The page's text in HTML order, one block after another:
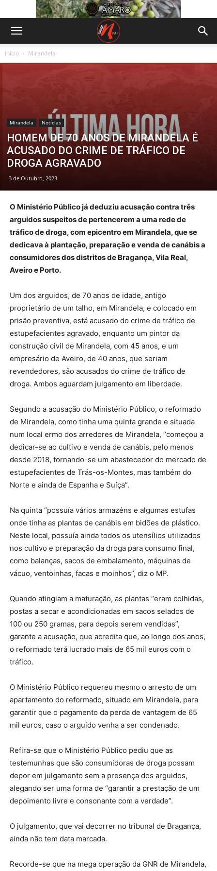
Início Mirandela
Mirandela Notícias
HOMEM DE 70 ANOS DE MIRANDELA É
ACUSADO DO CRIME DE TRÁFICO DE
DROGA AGRAVADO
3 de Outubro, 2023
O Ministério Público já deduziu acusação contra três
arguidos suspeitos de pertencerem a uma rede de
tráfico de droga, com epicentro em Mirandela, que se
dedicava à plantação, preparação e venda de canábis a
consumidores dos distritos de Bragança, Vila Real,
Aveiro e Porto.
Um dos arguidos, de 70 anos de idade, antigo
proprietário de um talho, em Mirandela, e colocado em
prisão preventiva, está acusado do crime de tráfico de
estupefacientes agravado, enquanto um pintor da
construção civil de Mirandela, com 45 anos, e um
empresário de Aveiro, de 40 anos, que seriam
revendedores, são acusados do crime de tráfico de
droga. Ambos aguardam julgamento em liberdade.
Segundo a acusação do Ministério Público, o reformado
de Mirandela, como tinha uma quinta grande e situada
num local ermo dos arredores de Mirandela, “começou a
dedicar-se ao cultivo e venda de canábis, pelo menos
desde 2018, tornando-se um abastecedor do mercado de
estupefacientes de Trás-os-Montes, mas também do
Norte e ainda de Espanha e Suíça”.
Na quinta “possuía vários armazéns e algumas estufas
onde tinha as plantas de canábis em bidões de plástico.
Neste local, possuía ainda todos os utensílios utilizados
nos cultivo e preparação da droga para consumo final,
como balanças, sacos de embalamento, máquinas de
vácuo, ventoinhas, facas e moinhos”, diz o MP.
Quando atingiam a maturação, as plantas “eram colhidas,
postas a secar e acondicionadas em sacos selados de
100 ou 250 gramas, para depois serem vendidas”,
garante a acusação, que acredita que, ao longo dos anos,
o reformado terá lucrado mais de 65 mil euros com o
tráfico.
O Ministério Público requereu mesmo o arresto de um
apartamento do reformado, situado em Mirandela, para
garantir que o pagamento da perda de vantagem de 65
mil euros, caso o arguido venha a ser condenado.
Refira-se que o Ministério Público pediu que as
testemunhas que são consumidoras de droga possam
depor em julgamento sem a presença dos arguidos,
alegando ser uma forma de “garantir a prestação de um
depoimento livre e consonante com a verdade”.
O julgamento, que vai decorrer no tribunal de Bragança,
ainda não tem data marcada.
Recorde-se que na mega operação da GNR de Mirandela,